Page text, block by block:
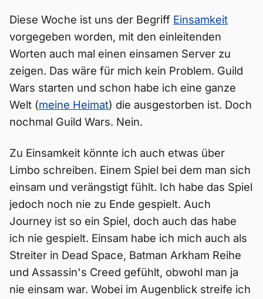
Diese Woche ist uns der Begriff Einsamkeit
vorgegeben worden, mit den einleitenden
Worten auch mal einen einsamen Server zu
zeigen. Das wäre für mich kein Problem. Guild
Wars starten und schon habe ich eine ganze
Welt (meine Heimat) die ausgestorben ist. Doch
nochmal Guild Wars. Nein.
Zu Einsamkeit könnte ich auch etwas über
Limbo schreiben. Einem Spiel bei dem man sich
einsam und verängstigt fühlt. Ich habe das Spiel
jedoch noch nie zu Ende gespielt. Auch
Journey ist so ein Spiel, doch auch das habe
ich nie gespielt. Einsam habe ich mich auch als
Streiter in Dead Space, Batman Arkham Reihe
und Assassin's Creed gefühlt, obwohl man ja
nie einsam war. Wobei im Augenblick streife ich